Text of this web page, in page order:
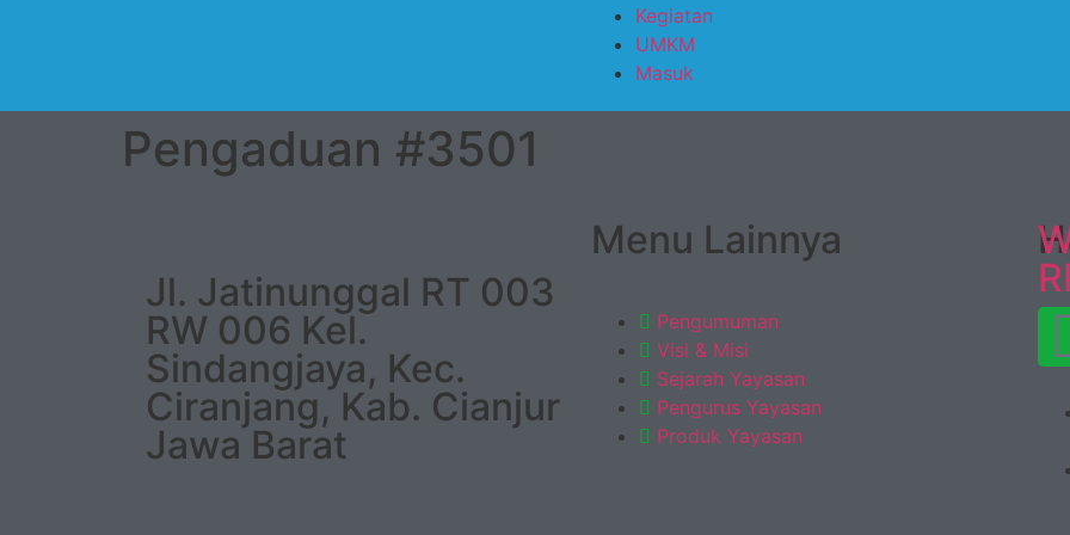
Kegiatan
UMKM
Masuk
Pengaduan #3501
Jl. Jatinunggal RT 003
RW 006 Kel.
Sindangjaya, Kec.
Ciranjang, Kab. Cianjur
Jawa Barat
Menu Lainnya
Pengumuman
Visi & Misi
Sejarah Yayasan
Pengurus Yayasan
Produk Yayasan